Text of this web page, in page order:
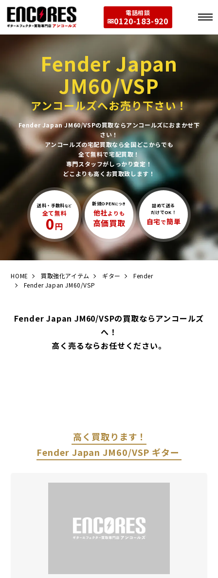
電話相談
0120-183-920
Fender Japan
JM60/VSP
アンコールズへお売り下さい！
Fender Japan JM60/VSPの買取ならアンコールズにおまかせ下
さい！
アンコールズの宅配買取なら全国どこからでも
全て無料で宅配買取！
専門スタッフがしっかり査定！
どこよりも高くお買取致します！
送料・手数料など
全て無料
0円
新規OPEN につき
他社よりも
高価買取
詰めて送る
だけでOK！
自宅で簡単
HOME 買取強化アイテム ギター
Fender
Fender Japan JM60/VSP
Fender Japan JM60/VSPの買取ならアンコールズ
へ！
高く売るならお任せください。
高く買取ります！
Fender Japan JM60/VSP ギター